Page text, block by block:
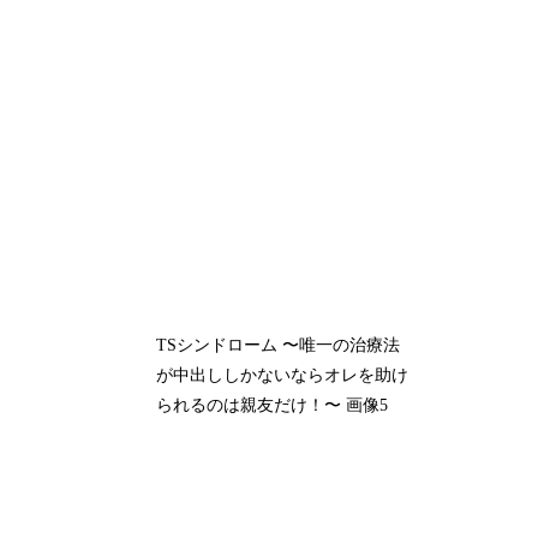
TSシンドローム 〜唯一の治療法
が中出ししかないならオレを助け
られるのは親友だけ！〜 画像5